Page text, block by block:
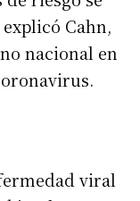
Cahn,
nacional en
viral